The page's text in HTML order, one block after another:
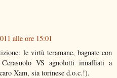
alle ore 15:01
le virtù teramane, bagnate con
VS agnolotti innaffiati a
Xam, sia torinese d.o.c.!).